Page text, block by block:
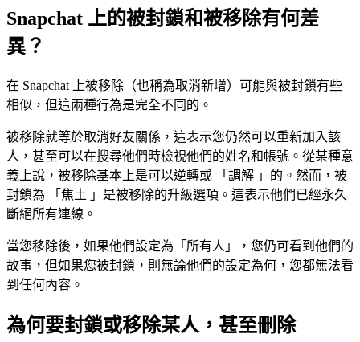
Snapchat 上的被封鎖和被移除有何差
異？
在 Snapchat 上被移除（也稱為取消新增）可能與被封鎖有些
相似，但這兩種行為是完全不同的。
被移除就等於取消好友關係，這表示您仍然可以重新加入該
人，甚至可以在搜尋他們時檢視他們的姓名和帳號。從某種意
義上說，被移除基本上是可以逆轉或 「調解 」的。然而，被
封鎖為 「焦土 」是被移除的升級選項。這表示他們已經永久
斷絕所有連線。
當您移除後，如果他們設定為「所有人」，您仍可看到他們的
故事，但如果您被封鎖，則無論他們的設定為何，您都無法看
到任何內容。
為何要封鎖或移除某人，甚至刪除